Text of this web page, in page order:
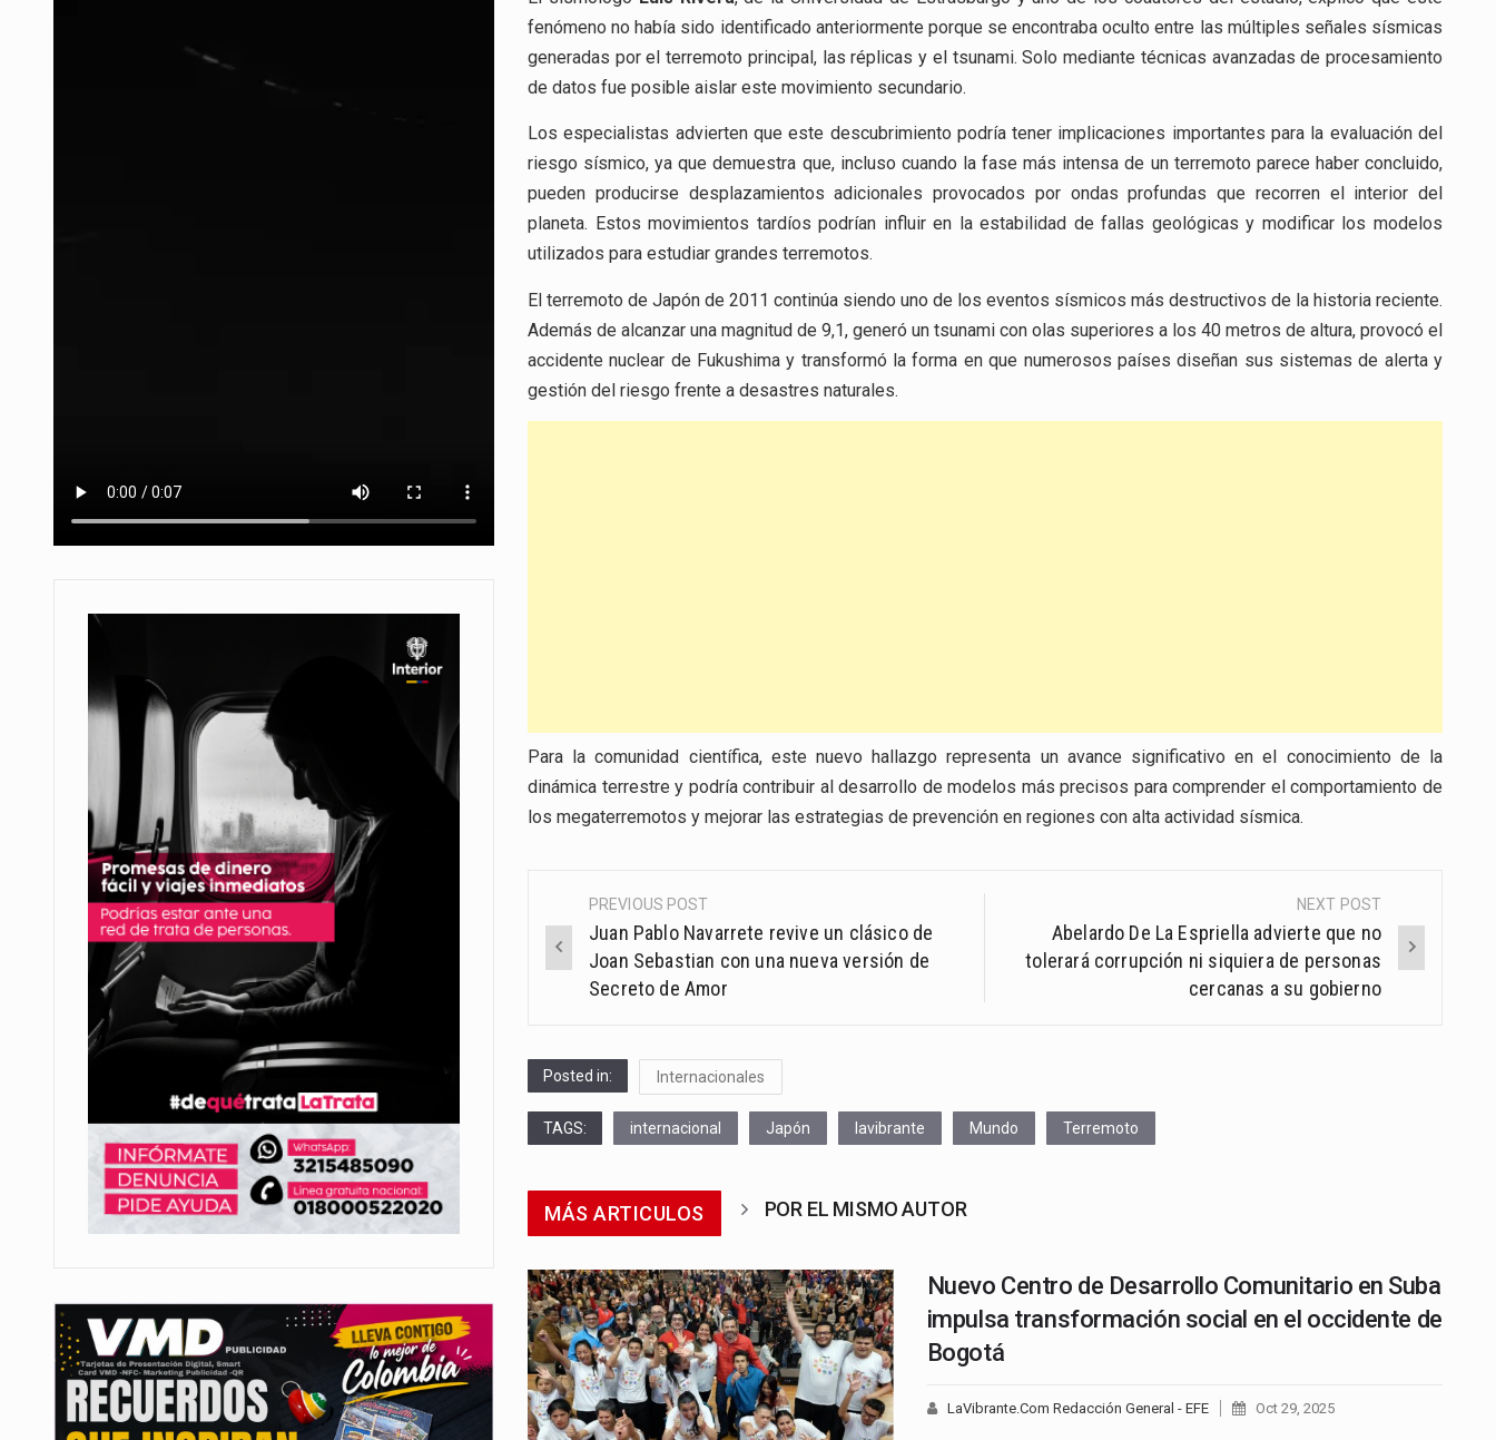
fenómeno no había sido identificado anteriormente porque se encontraba oculto entre las múltiples señales sísmicas
generadas por el terremoto principal, las réplicas y el tsunami. Solo mediante técnicas avanzadas de procesamiento
de datos fue posible aislar este movimiento secundario.
Los especialistas advierten que este descubrimiento podría tener implicaciones importantes para la evaluación del
riesgo sísmico, ya que demuestra que, incluso cuando la fase más intensa de un terremoto parece haber concluido,
pueden producirse desplazamientos adicionales provocados por ondas profundas que recorren el interior del
planeta. Estos movimientos tardíos podrían influir en la estabilidad de fallas geológicas y modificar los modelos
utilizados para estudiar grandes terremotos.
El terremoto de Japón de 2011 continúa siendo uno de los eventos sísmicos más destructivos de la historia reciente.
Además de alcanzar una magnitud de 9,1, generó un tsunami con olas superiores a los 40 metros de altura, provocó el
accidente nuclear de Fukushima y transformó la forma en que numerosos países diseñan sus sistemas de alerta y
gestión del riesgo frente a desastres naturales.
Para la comunidad científica, este nuevo hallazgo representa un avance significativo en el conocimiento de la
dinámica terrestre y podría contribuir al desarrollo de modelos más precisos para comprender el comportamiento de
los megaterremotos y mejorar las estrategias de prevención en regiones con alta actividad sísmica.
Post
navigation
PREVIOUS POST
Juan Pablo Navarrete revive un clásico de
Joan Sebastian con una nueva versión de
Secreto de Amor
NEXT POST
Abelardo De La Espriella advierte que no
tolerará corrupción ni siquiera de personas
cercanas a su gobierno
Posted in: Internacionales
TAGS: internacional Japón lavibrante Mundo Terremoto
MÁS ARTICULOS POR EL MISMO AUTOR
Nuevo Centro de Desarrollo Comunitario en Suba
impulsa transformación social en el occidente de
Bogotá
LaVibrante.Com Redacción General - EFE Oct 29, 2025